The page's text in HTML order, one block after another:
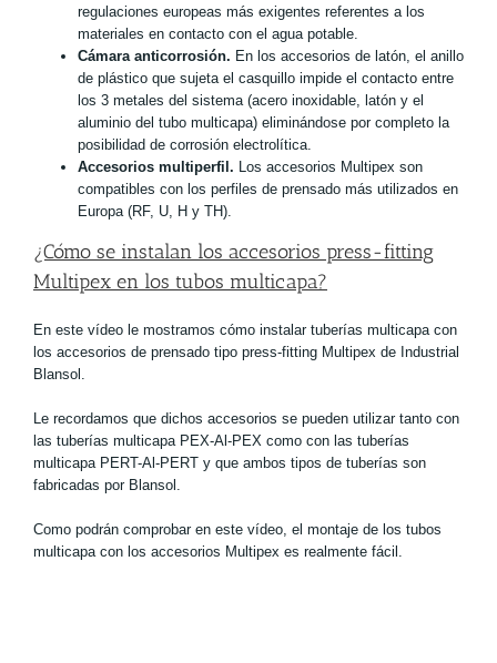
regulaciones europeas más exigentes referentes a los
materiales en contacto con el agua potable.
Cámara anticorrosión. En los accesorios de latón, el anillo
de plástico que sujeta el casquillo impide el contacto entre
los 3 metales del sistema (acero inoxidable, latón y el
aluminio del tubo multicapa) eliminándose por completo la
posibilidad de corrosión electrolítica.
Accesorios multiperfil. Los accesorios Multipex son
compatibles con los perfiles de prensado más utilizados en
Europa (RF, U, H y TH).
¿Cómo se instalan los accesorios press-fitting
Multipex en los tubos multicapa?
En este vídeo le mostramos cómo instalar tuberías multicapa con
los accesorios de prensado tipo press-fitting Multipex de Industrial
Blansol.
Le recordamos que dichos accesorios se pueden utilizar tanto con
las tuberías multicapa PEX-Al-PEX como con las tuberías
multicapa PERT-Al-PERT y que ambos tipos de tuberías son
fabricadas por Blansol.
Como podrán comprobar en este vídeo, el montaje de los tubos
multicapa con los accesorios Multipex es realmente fácil.